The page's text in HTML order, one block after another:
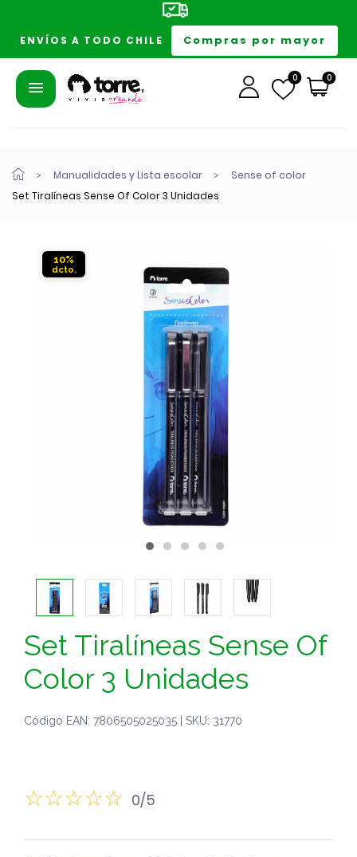
ENVÍOS A TODO CHILE Compras por mayor
0 0
Manualidades y Lista escolar
Sense of color
Set Tiralíneas Sense Of Color 3 Unidades
10%
Set Tiralíneas Sense Of
Color 3 Unidades
Código EAN: 7806505025035 | SKU: 31770
0/5